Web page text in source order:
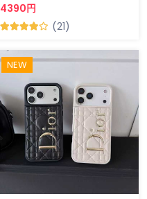
4390円
(21)
NEW